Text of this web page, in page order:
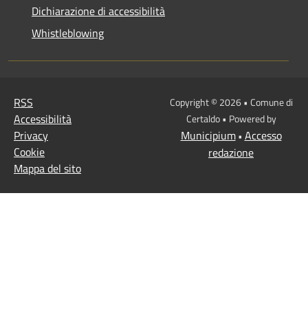
Dichiarazione di accessibilità
Whistleblowing
RSS
Accessibilità
Privacy
Cookie
Mappa del sito
Copyright © 2026 • Comune di
Certaldo • Powered by
Municipium• Accesso
redazione